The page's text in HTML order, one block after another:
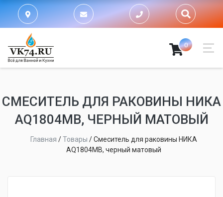
0
СМЕСИТЕЛЬ ДЛЯ РАКОВИНЫ НИКА
AQ1804MB, ЧЕРНЫЙ МАТОВЫЙ
Главная /Товары /Смеситель для раковины НИКА
AQ1804MB, черный матовый